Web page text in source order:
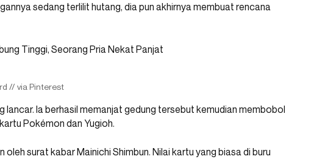
sedang terlilit hutang, dia pun akhirnya membuat rencana
// via Pinterest
lancar. Ia berhasil memanjat gedung tersebut kemudian membobol
Pokémon dan Yugioh.
surat kabar Mainichi Shimbun. Nilai kartu yang biasa di buru